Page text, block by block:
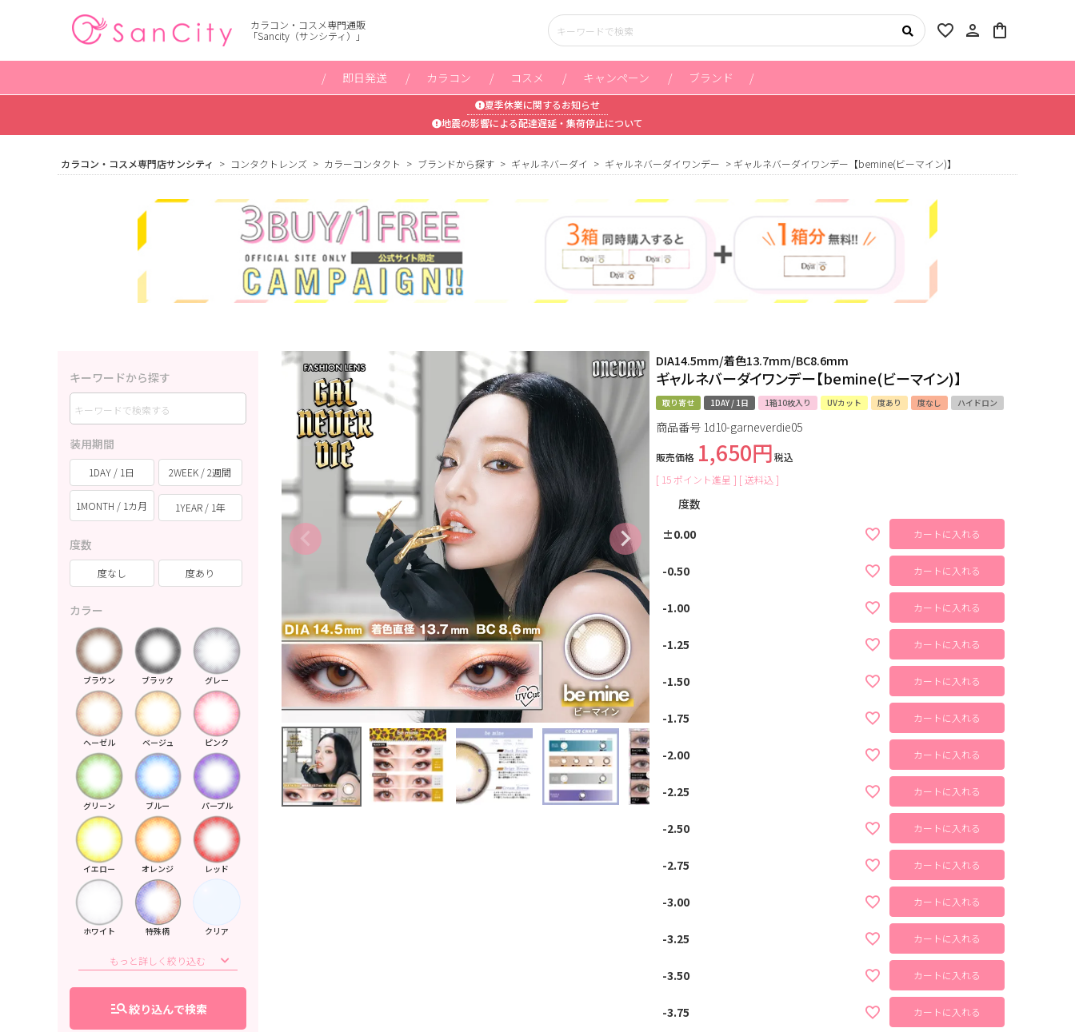
カラコン・コスメ専門通販
「Sancity（サンシティ）」
favorite_border person shopping_bag
即日発送 カラコン コスメ キャンペーン ブランド
夏季休業に関するお知らせ
地震の影響による配達遅延・集荷停止について
カラコン・コスメ専門店サンシティ コンタクトレンズ カラーコンタクト ブランドから探す ギャルネバーダイ ギャルネバーダイワンデー ギャルネバーダイワンデー【bemine(ビーマイン)】
キーワードから探す
装用期間
1DAY / 1日 2WEEK / 2週間
1MONTH / 1カ月 1YEAR / 1年
度数
度なし 度あり
カラー
ブラウン ブラック グレー
ヘーゼル ベージュ ピンク
グリーン ブルー パープル
イエロー オレンジ レッド
ホワイト 特殊柄 クリア
manage_search絞り込んで検索
DIA14.5mm/着色13.7mm/BC8.6mm
ギャルネバーダイワンデー【bemine(ビーマイン)】
取り寄せ 1DAY / 1日 1箱10枚入り UVカット 度あり 度なし ハイドロン
商品番号 1d10-garneverdie05
販売価格 1,650
税込
[ 15 ポイント進呈 ] 送料込
度数
±0.00
カートに入れる
-0.50 カートに入れる
-1.00 カートに入れる
-1.25 カートに入れる
-1.50 カートに入れる
-1.75 カートに入れる
-2.00 カートに入れる
-2.25 カートに入れる
-2.50 カートに入れる
-2.75 カートに入れる
-3.00 カートに入れる
-3.25 カートに入れる
-3.50 カートに入れる
-3.75 カートに入れる